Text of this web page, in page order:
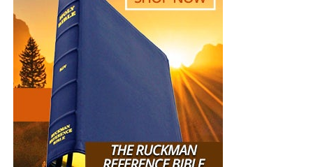
dapibus volutpat. Duis sodales quam orci, laoreet
vulputate lectus tristique nec. Nunc nec laoreet nulla.
Mauris sed tempor felis. Nam tempus sagittis vestibulum.
Praesent pharetra vehicula lorem sed imperdiet.
Pellentesque at libero viverra, vehicula nulla ut, interdum
eros. Nunc at mattis enim. Nulla dapibus sed tellus ornare
Nulla nunc tellus, blandit id scelerisque eu, tempus vitae
risus. Aliquam eget elementum enim, et scelerisque tellus.